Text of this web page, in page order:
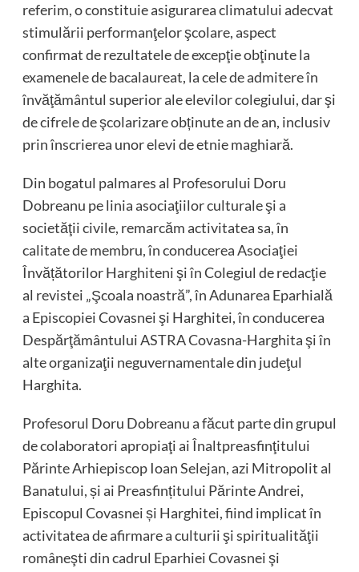
referim, o constituie asigurarea climatului adecvat
stimulării performanţelor şcolare, aspect
confirmat de rezultatele de excepţie obţinute la
examenele de bacalaureat, la cele de admitere în
învăţământul superior ale elevilor colegiului, dar şi
de cifrele de şcolarizare obținute an de an, inclusiv
prin înscrierea unor elevi de etnie maghiară.
Din bogatul palmares al Profesorului Doru
Dobreanu pe linia asociaţiilor culturale şi a
societăţii civile, remarcăm activitatea sa, în
calitate de membru, în conducerea Asociaţiei
Învățătorilor Harghiteni şi în Colegiul de redacţie
al revistei „Şcoala noastră”, în Adunarea Eparhială
a Episcopiei Covasnei şi Harghitei, în conducerea
Despărţământului ASTRA Covasna-Harghita şi în
alte organizaţii neguvernamentale din judeţul
Harghita.
Profesorul Doru Dobreanu a făcut parte din grupul
de colaboratori apropiaţi ai Înaltpreasfinţitului
Părinte Arhiepiscop Ioan Selejan, azi Mitropolit al
Banatului, și ai Preasfințitului Părinte Andrei,
Episcopul Covasnei și Harghitei, fiind implicat în
activitatea de afirmare a culturii şi spiritualităţii
româneşti din cadrul Eparhiei Covasnei şi